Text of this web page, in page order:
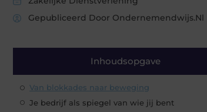
Gepubliceerd Door Ondernemendwijs.nl
Inhoudsopgave
Van blokkades naar beweging
Je bedrijf als spiegel van wie jij bent